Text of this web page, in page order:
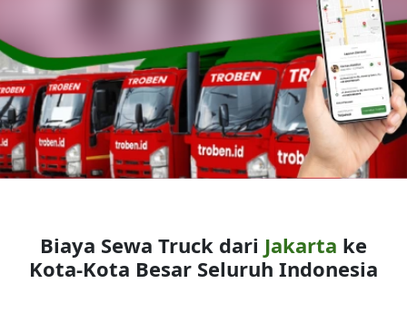
Biaya Sewa Truck dari Jakarta ke
Kota-Kota Besar Seluruh Indonesia